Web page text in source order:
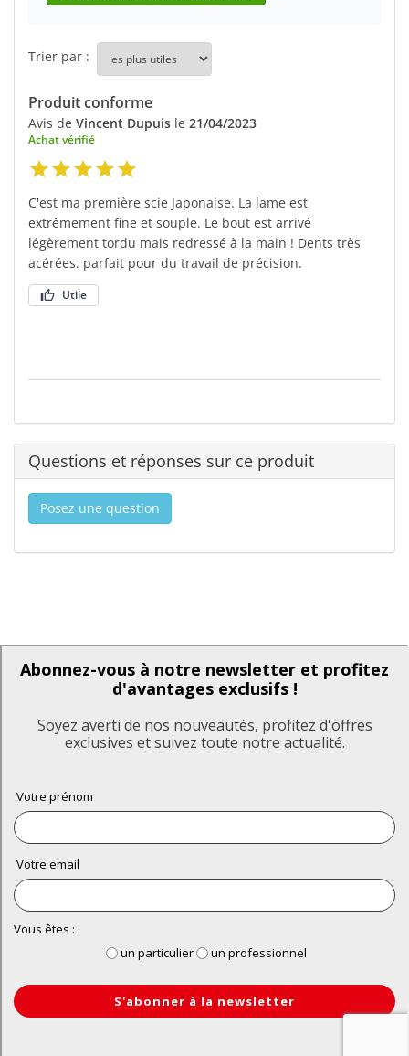
Trier par :
Produit conforme
Avis de Vincent Dupuis le 21/04/2023
Achat vérifié
C'est ma première scie Japonaise. La lame est
extrêmement fine et souple. Le bout est arrivé
légèrement tordu mais redressé à la main ! Dents très
acérées. parfait pour du travail de précision.
Utile
Questions et réponses sur ce produit
Posez une question